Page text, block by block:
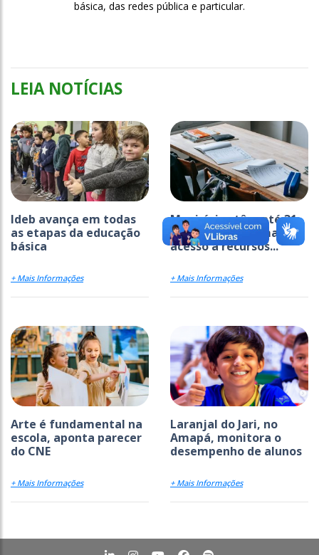
básica, das redes pública e particular.
LEIA NOTÍCIAS
Ideb avança em todas
as etapas da educação
básica
+ Mais Informações
Municípios têm até 31
de agosto para manter
acesso a recursos...
+ Mais Informações
Arte é fundamental na
escola, aponta parecer
do CNE
+ Mais Informações
Laranjal do Jari, no
Amapá, monitora o
desempenho de alunos
+ Mais Informações